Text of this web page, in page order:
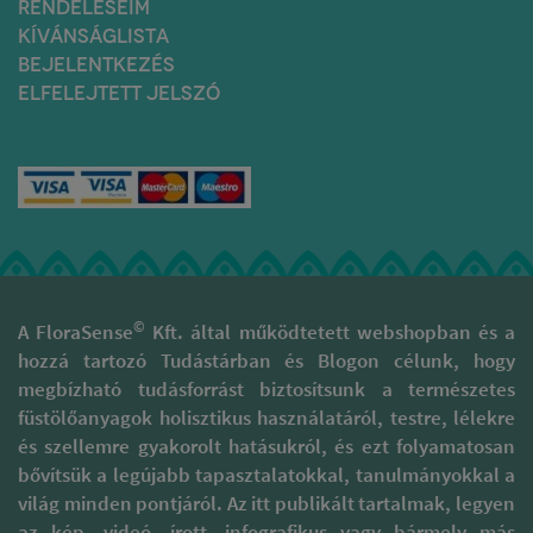
javítják, egyre inkább
összhangba kerülnek a
környezetbarát
irányvonalakkal.
tisztelettel járnak el, hogy az
illatok valódi minőségét
megóvják. Támogatják a
hagyományokkal rendelkező
területek fenntartását és
füstölőpálcikáik különböznek
a piaci forgalomban
megtalálható szagosított
pálcáktól, melyek 95 %-a
folyékony szintetikus
parfümbe és illatanyagba
mártott szénalapú pálcika.
Ezzel szemben prémium
füstölőpálcikáikat kizárólag
RENDELÉSEIM
KÍVÁNSÁGLISTA
BEJELENTKEZÉS
ELFELEJTETT JELSZÓ
A FloraSense© Kft. által működtetett webshopban és a
hozzá tartozó Tudástárban és Blogon célunk, hogy
megbízható tudásforrást biztosítsunk a természetes
füstölőanyagok holisztikus használatáról, testre, lélekre
és szellemre gyakorolt hatásukról, és ezt folyamatosan
bővítsük a legújabb tapasztalatokkal, tanulmányokkal a
világ minden pontjáról. Az itt publikált tartalmak, legyen